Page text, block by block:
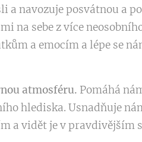
a navozuje posvátnou a
na sebe z více
a emocím a lépe se
atmosféru. Pomáhá
hlediska. Usnadňuje
a vidět je v pravdivějším